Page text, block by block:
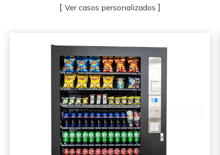
[ Ver casos personalizados ]